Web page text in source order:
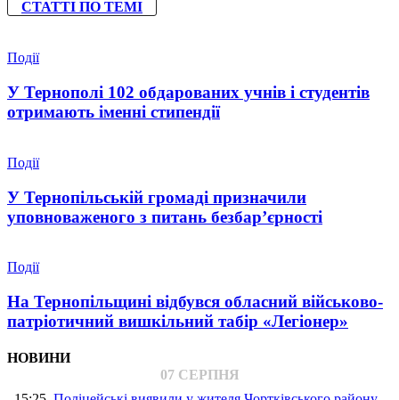
СТАТТІ ПО ТЕМІ
Події
У Тернополі 102 обдарованих учнів і студентів
отримають іменні стипендії
Події
У Тернопільській громаді призначили
уповноваженого з питань безбар’єрності
Події
На Тернопільщині відбувся обласний військово-
патріотичний вишкільний табір «Легіонер»
НОВИНИ
07 СЕРПНЯ